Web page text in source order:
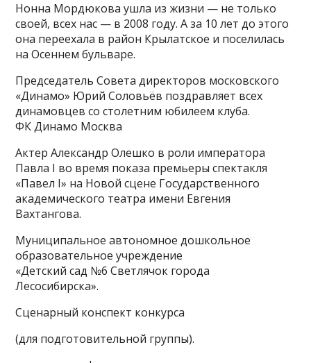
Нонна Мордюкова ушла из жизни — не только
своей, всех нас — в 2008 году. А за 10 лет до этого
она переехала в район Крылатское и поселилась
на Осеннем бульваре.
Председатель Совета директоров московского
«Динамо» Юрий Соловьёв поздравляет всех
динамовцев со столетним юбилеем клуба.
ФК Динамо Москва
Актер Александр Олешко в роли императора
Павла I во время показа премьеры спектакля
«Павел I» на Новой сцене Государственного
академического театра имени Евгения
Вахтангова.
Муниципальное автономное дошкольное
образовательное учреждение
«Детский сад №6 Светлячок города
Лесосибирска».
Сценарный конспект конкурса
(для подготовительной группы).